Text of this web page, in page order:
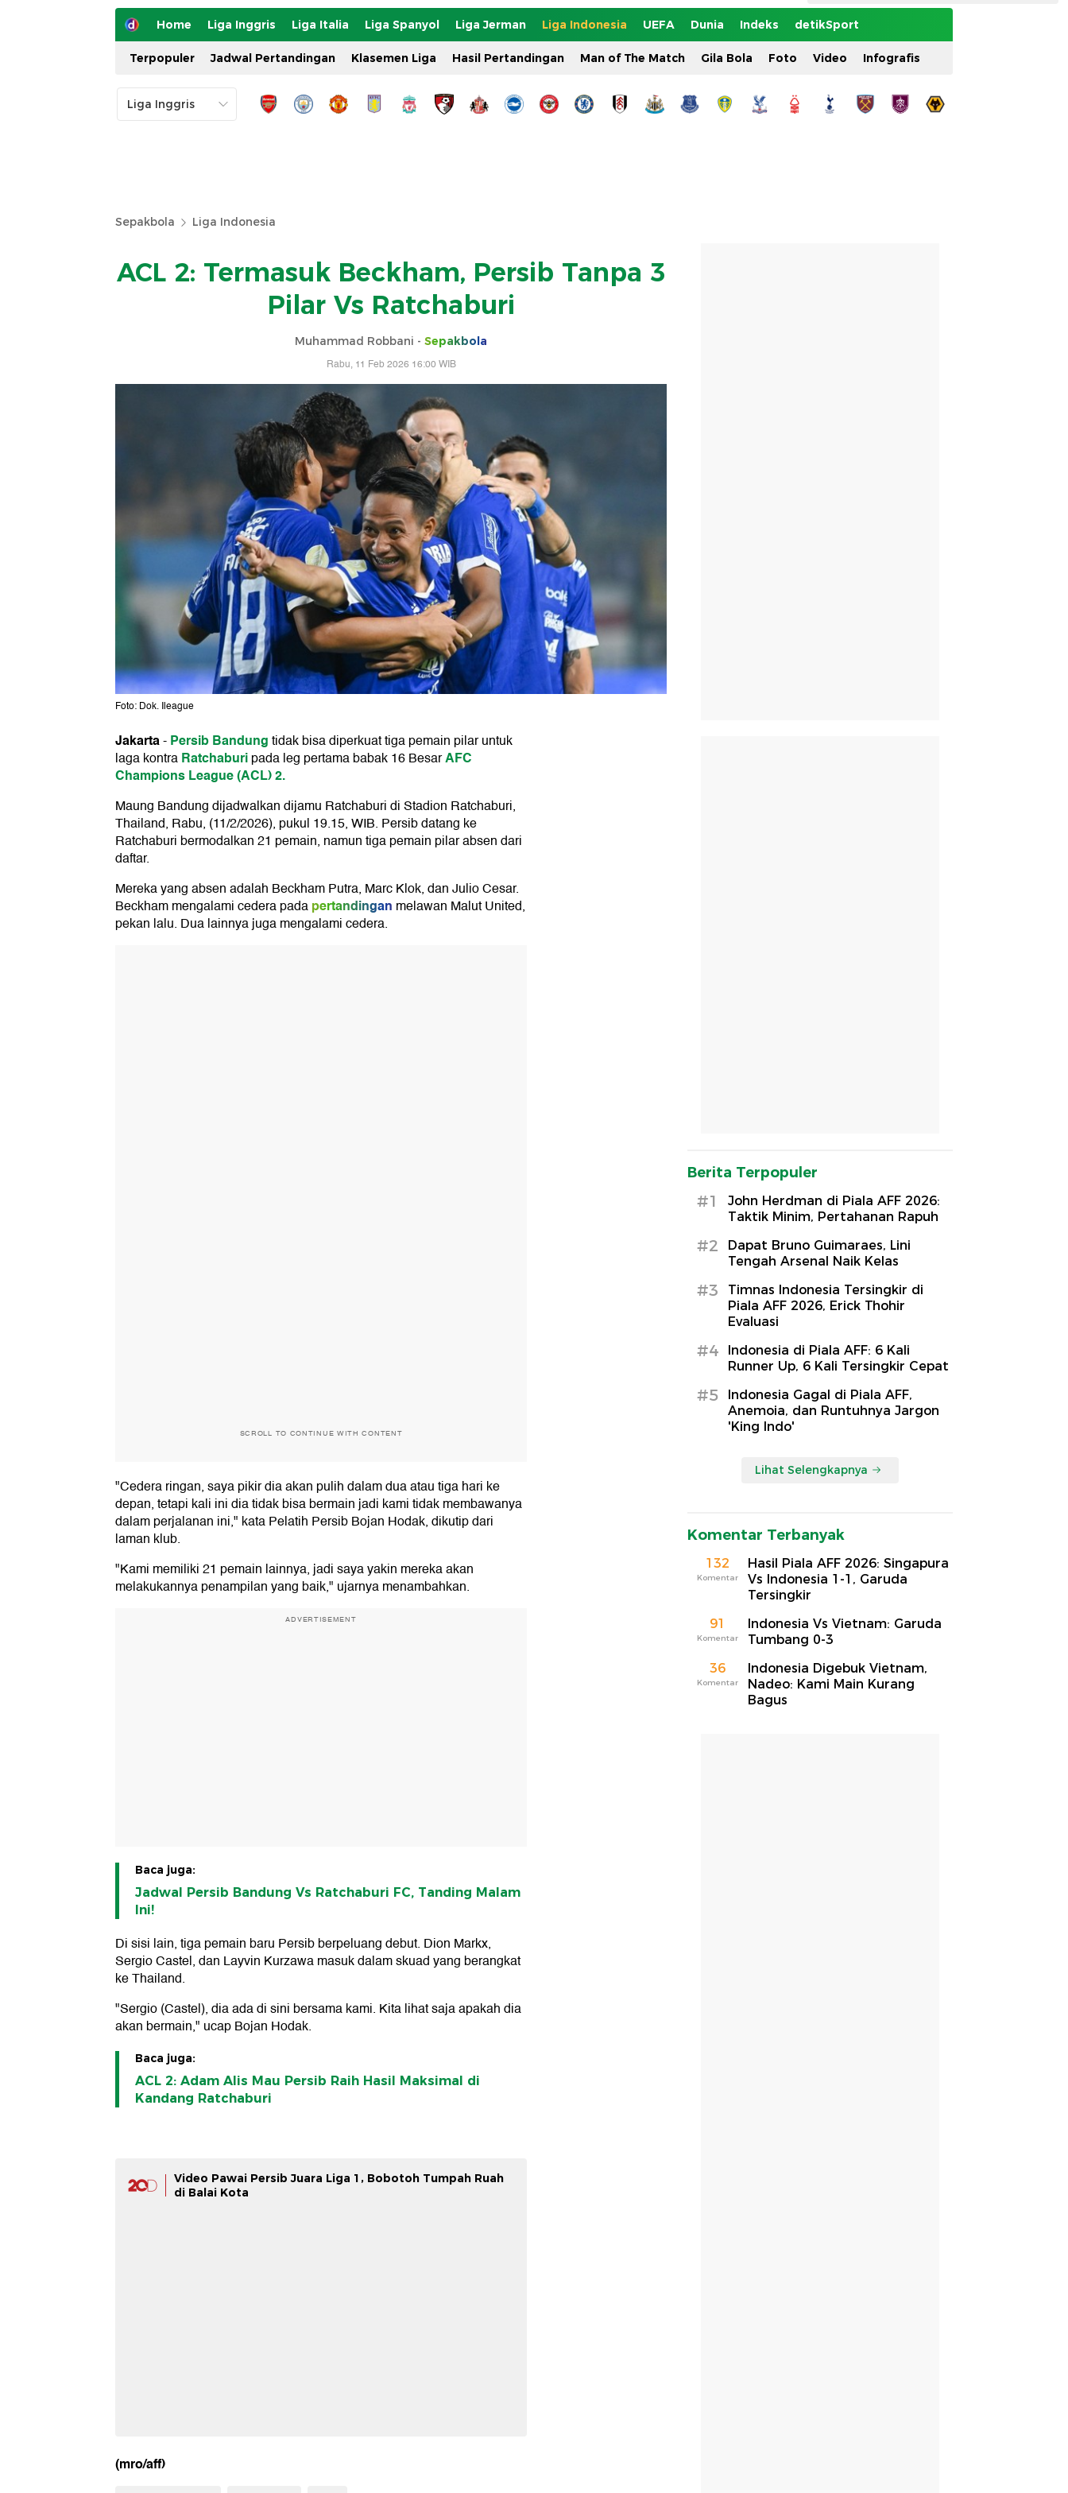
Home Liga Inggris Liga Italia Liga Spanyol Liga Jerman Liga Indonesia UEFA Dunia Indeks detikSport
Terpopuler Jadwal Pertandingan Klasemen Liga Hasil Pertandingan Man of The Match Gila Bola Foto Video Infografis
Sepakbola Liga Indonesia
ACL 2: Termasuk Beckham, Persib Tanpa 3
Pilar Vs Ratchaburi
Muhammad Robbani - Sepakbola
Rabu, 11 Feb 2026 16:00 WIB
Foto: Dok. Ileague
Jakarta-Persib Bandungtidak bisa diperkuat tiga pemain pilar untuk
laga kontraRatchaburipada leg pertama babak 16 BesarAFC
Champions League (ACL) 2.
Maung Bandung dijadwalkan dijamu Ratchaburi di Stadion Ratchaburi,
Thailand, Rabu, (11/2/2026), pukul 19.15, WIB. Persib datang ke
Ratchaburi bermodalkan 21 pemain, namun tiga pemain pilar absen dari
daftar.
Mereka yang absen adalah Beckham Putra, Marc Klok, dan Julio Cesar.
Beckham mengalami cedera padapertandingan melawan Malut United,
pekan lalu. Dua lainnya juga mengalami cedera.
SCROLL TO CONTINUE WITH CONTENT
"Cedera ringan, saya pikir dia akan pulih dalam dua atau tiga hari ke
depan, tetapi kali ini dia tidak bisa bermain jadi kami tidak membawanya
dalam perjalanan ini," kata Pelatih Persib Bojan Hodak, dikutip dari
laman klub.
"Kami memiliki 21 pemain lainnya, jadi saya yakin mereka akan
melakukannya penampilan yang baik," ujarnya menambahkan.
ADVERTISEMENT
Baca juga:
Jadwal Persib Bandung Vs Ratchaburi FC, Tanding Malam
Ini!
Di sisi lain, tiga pemain baru Persib berpeluang debut. Dion Markx,
Sergio Castel, dan Layvin Kurzawa masuk dalam skuad yang berangkat
ke Thailand.
"Sergio (Castel), dia ada di sini bersama kami. Kita lihat saja apakah dia
akan bermain," ucap Bojan Hodak.
Baca juga:
ACL 2: Adam Alis Mau Persib Raih Hasil Maksimal di
Kandang Ratchaburi
Video Pawai Persib Juara Liga 1, Bobotoh Tumpah Ruah
di Balai Kota
(mro/aff)
Berita Terpopuler
#1
John Herdman di Piala AFF 2026:
Taktik Minim, Pertahanan Rapuh
#2
Dapat Bruno Guimaraes, Lini
Tengah Arsenal Naik Kelas
#3
Timnas Indonesia Tersingkir di
Piala AFF 2026, Erick Thohir
Evaluasi
#4
Indonesia di Piala AFF: 6 Kali
Runner Up, 6 Kali Tersingkir Cepat
#5
Indonesia Gagal di Piala AFF,
Anemoia, dan Runtuhnya Jargon
'King Indo'
Lihat Selengkapnya
Komentar Terbanyak
132
Komentar
Hasil Piala AFF 2026: Singapura
Vs Indonesia 1-1, Garuda
Tersingkir
91
Komentar
Indonesia Vs Vietnam: Garuda
Tumbang 0-3
36
Komentar
Indonesia Digebuk Vietnam,
Nadeo: Kami Main Kurang
Bagus